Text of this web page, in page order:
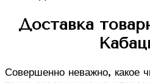
Доставка
Совершенно неважно, какое